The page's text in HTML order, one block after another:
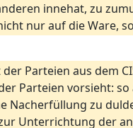
innehat, zu
nur auf die Ware,
Parteien aus dem
Parteien vorsieht:
zu
Unterrichtung der